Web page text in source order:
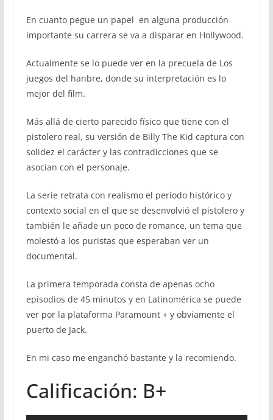
En cuanto pegue un papel en alguna producción
importante su carrera se va a disparar en Hollywood.
Actualmente se lo puede ver en la precuela de Los
juegos del hanbre, donde su interpretación es lo
mejor del film.
Más allá de cierto parecido físico que tiene con el
pistolero real, su versión de Billy The Kid captura con
solidez el carácter y las contradicciones que se
asocian con el personaje.
La serie retrata con realismo el período histórico y
contexto social en el que se desenvolvió el pistolero y
también le añade un poco de romance, un tema que
molestó a los puristas que esperaban ver un
documental.
La primera temporada consta de apenas ocho
episodios de 45 minutos y en Latinomérica se puede
ver por la plataforma Paramount + y obviamente el
puerto de Jack.
En mi caso me enganchó bastante y la recomiendo.
Calificación: B+